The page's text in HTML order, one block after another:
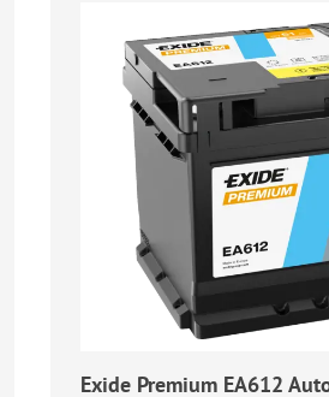
Exide Premium EA612